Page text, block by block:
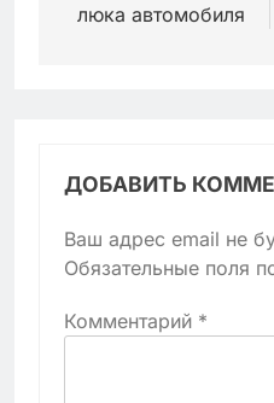
люка автомобиля
ДОБАВИТЬ
Ваш адрес email не
Обязательные поля
Комментарий *